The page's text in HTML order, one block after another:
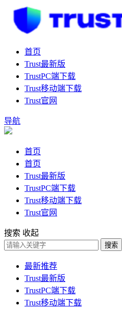
首页
Trust最新版
TrustPC端下载
Trust移动端下载
Trust官网
导航
首页
首页
Trust最新版
TrustPC端下载
Trust移动端下载
Trust官网
搜索 收起
搜索
最新推荐
Trust最新版
TrustPC端下载
Trust移动端下载